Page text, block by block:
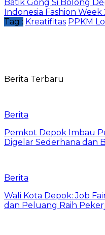
Batik Gong Si Bolong
Indonesia Fashion Week
Tag : Kreatifitas PPKM
Berita Terbaru
Berita
Pemkot Depok Imbau
Digelar Sederhana dan
Berita
Wali Kota Depok: Job
dan Peluang Raih